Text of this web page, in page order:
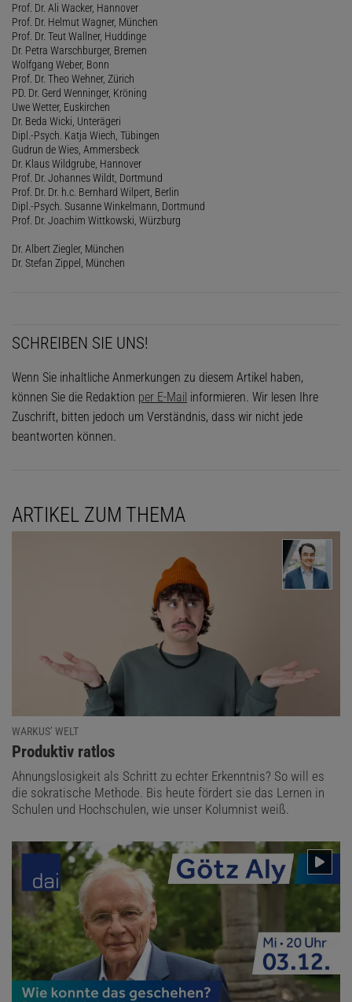
Prof. Dr. Ali Wacker, Hannover
Prof. Dr. Helmut Wagner, München
Prof. Dr. Teut Wallner, Huddinge
Dr. Petra Warschburger, Bremen
Wolfgang Weber, Bonn
Prof. Dr. Theo Wehner, Zürich
PD. Dr. Gerd Wenninger, Kröning
Uwe Wetter, Euskirchen
Dr. Beda Wicki, Unterägeri
Dipl.-Psych. Katja Wiech, Tübingen
Gudrun de Wies, Ammersbeck
Dr. Klaus Wildgrube, Hannover
Prof. Dr. Johannes Wildt, Dortmund
Prof. Dr. Dr. h.c. Bernhard Wilpert, Berlin
Dipl.-Psych. Susanne Winkelmann, Dortmund
Prof. Dr. Joachim Wittkowski, Würzburg
Dr. Albert Ziegler, München
Dr. Stefan Zippel, München
SCHREIBEN SIE UNS!
Wenn Sie inhaltliche Anmerkungen zu diesem Artikel haben,
können Sie die Redaktion per E-Mail informieren. Wir lesen Ihre
Zuschrift, bitten jedoch um Verständnis, dass wir nicht jede
beantworten können.
ARTIKEL ZUM THEMA
WARKUS’ WELT
:
Produktiv ratlos
Ahnungslosigkeit als Schritt zu echter Erkenntnis? So will es
die sokratische Methode. Bis heute fördert sie das Lernen in
Schulen und Hochschulen, wie unser Kolumnist weiß.